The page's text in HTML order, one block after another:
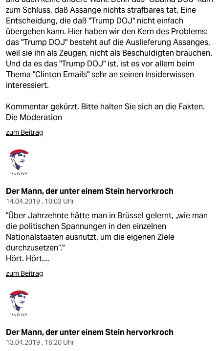
zum Schluss, daß Assange nichts strafbares tat. Eine
Entscheidung, die daß "Trump DOJ" nicht einfach
übergehen kann. Hier haben wir den Kern des Problems:
das "Trump DOJ" besteht auf die Auslieferung Assanges,
weil sie ihn als Zeugen, nicht als Beschuldigten brauchen.
Und da es das "Trump DOJ" ist, ist es vor allem beim
Thema "Clinton Emails" sehr an seinen Insiderwissen
interessiert.
Kommentar gekürzt. Bitte halten Sie sich an die Fakten.
Die Moderation
zum Beitrag
Der Mann, der unter einem Stein hervorkroch
14.04.2019 , 10:03 Uhr
"Über Jahrzehnte hätte man in Brüssel gelernt, „wie man
die politischen Spannungen in den einzelnen
Nationalstaaten ausnutzt, um die eigenen Ziele
durchzusetzen“."
Hört. Hört....
zum Beitrag
Der Mann, der unter einem Stein hervorkroch
13.04.2019 , 16:20 Uhr